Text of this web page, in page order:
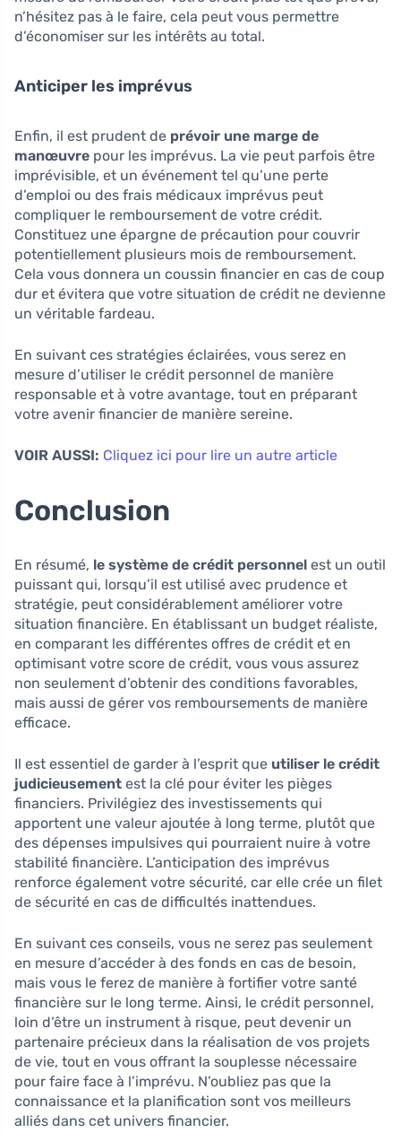
n’hésitez pas à le faire, cela peut vous permettre
d’économiser sur les intérêts au total.
Anticiper les imprévus
Enfin, il est prudent de prévoir une marge de
manœuvre pour les imprévus. La vie peut parfois être
imprévisible, et un événement tel qu’une perte
d’emploi ou des frais médicaux imprévus peut
compliquer le remboursement de votre crédit.
Constituez une épargne de précaution pour couvrir
potentiellement plusieurs mois de remboursement.
Cela vous donnera un coussin financier en cas de coup
dur et évitera que votre situation de crédit ne devienne
un véritable fardeau.
En suivant ces stratégies éclairées, vous serez en
mesure d’utiliser le crédit personnel de manière
responsable et à votre avantage, tout en préparant
votre avenir financier de manière sereine.
VOIR AUSSI: Cliquez ici pour lire un autre article
Conclusion
En résumé, le système de crédit personnel est un outil
puissant qui, lorsqu’il est utilisé avec prudence et
stratégie, peut considérablement améliorer votre
situation financière. En établissant un budget réaliste,
en comparant les différentes offres de crédit et en
optimisant votre score de crédit, vous vous assurez
non seulement d’obtenir des conditions favorables,
mais aussi de gérer vos remboursements de manière
efficace.
Il est essentiel de garder à l’esprit que utiliser le crédit
judicieusement est la clé pour éviter les pièges
financiers. Privilégiez des investissements qui
apportent une valeur ajoutée à long terme, plutôt que
des dépenses impulsives qui pourraient nuire à votre
stabilité financière. L’anticipation des imprévus
renforce également votre sécurité, car elle crée un filet
de sécurité en cas de difficultés inattendues.
En suivant ces conseils, vous ne serez pas seulement
en mesure d’accéder à des fonds en cas de besoin,
mais vous le ferez de manière à fortifier votre santé
financière sur le long terme. Ainsi, le crédit personnel,
loin d’être un instrument à risque, peut devenir un
partenaire précieux dans la réalisation de vos projets
de vie, tout en vous offrant la souplesse nécessaire
pour faire face à l’imprévu. N’oubliez pas que la
connaissance et la planification sont vos meilleurs
alliés dans cet univers financier.